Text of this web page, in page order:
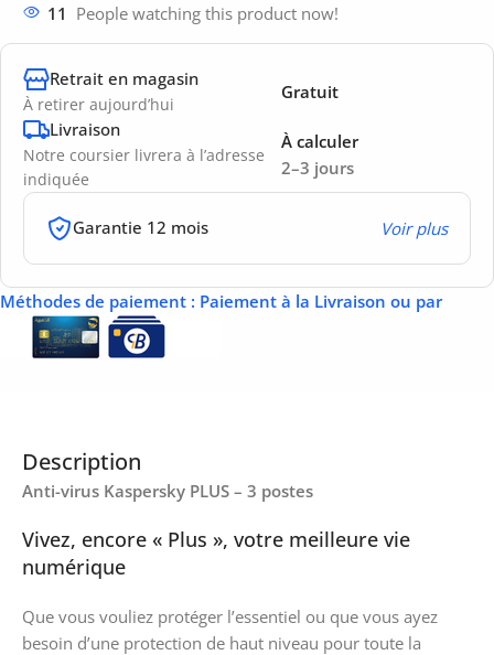
11 People watching this product now!
Retrait en magasin
À retirer aujourd’hui
Gratuit
Livraison
Notre coursier livrera à l’adresse
indiquée
2–3 jours
À calculer
Garantie 12 mois Voir plus
Méthodes de paiement : Paiement à la Livraison ou par
Description
Anti-virus Kaspersky PLUS – 3 postes
Vivez, encore « Plus », votre meilleure vie
numérique
Que vous vouliez protéger l’essentiel ou que vous ayez
besoin d’une protection de haut niveau pour toute la